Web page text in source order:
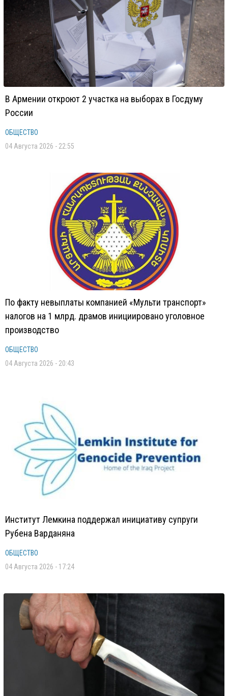
В Армении откроют 2 участка на выборах в Госдуму
России
ОБЩЕСТВО
04 Августа 2026 - 22:55
По факту невыплаты компанией «Мульти транспорт»
налогов на 1 млрд. драмов инициировано уголовное
производство
ОБЩЕСТВО
04 Августа 2026 - 20:43
Институт Лемкина поддержал инициативу супруги
Рубена Варданяна
ОБЩЕСТВО
04 Августа 2026 - 17:24